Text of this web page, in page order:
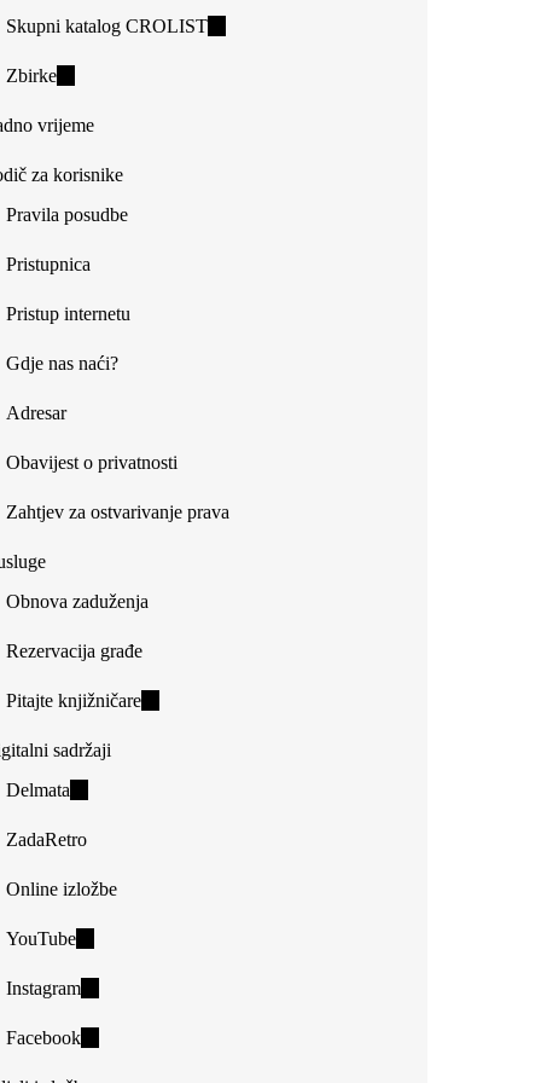
Skupni katalog CROLIST(link
Zbirke(link
external)
vrijeme
za korisnike
Pravila posudbe
Pristupnica
Pristup internetu
Gdje nas naći?
Adresar
Obavijest o privatnosti
Zahtjev za ostvarivanje prava
Obnova zaduženja
Rezervacija građe
Pitajte knjižničare(link
sadržaji
Delmata
external)
ZadaRetro
Online izložbe
YouTube(link
external)
Instagram(link
external)
Facebook(link